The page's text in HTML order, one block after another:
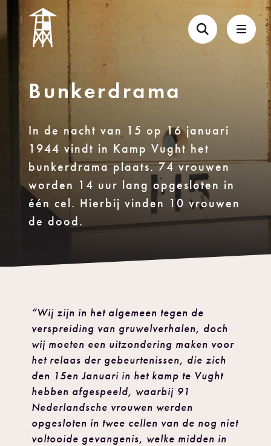
Bunkerdrama
In de nacht van 15 op 16 januari
1944 vindt in Kamp Vught het
bunkerdrama plaats. 74 vrouwen
worden 14 uur lang opgesloten in
één cel. Hierbij vinden 10 vrouwen
de dood.
“Wij zijn in het algemeen tegen de
verspreiding van gruwelverhalen, doch
wij moeten een uitzondering maken voor
het relaas der gebeurtenissen, die zich
den 15en Januari in het kamp te Vught
hebben afgespeeld, waarbij 91
Nederlandsche vrouwen werden
opgesloten in twee cellen van de nog niet
voltooide gevangenis, welke midden in